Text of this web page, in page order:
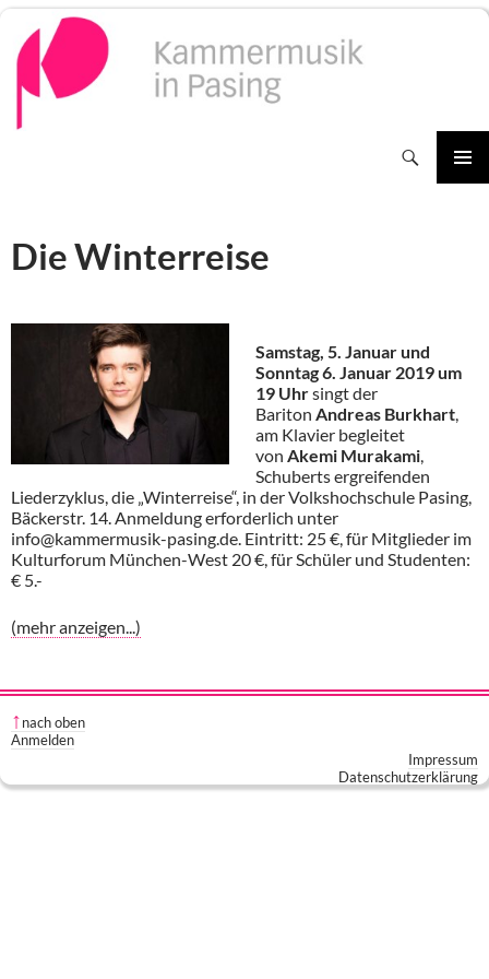
Inhalt
springen
Die Winterreise
Samstag, 5. Januar und
Sonntag 6. Januar 2019 um
19 Uhrsingt der
Bariton Andreas Burkhart,
am Klavier begleitet
von Akemi Murakami,
Schuberts ergreifenden
Liederzyklus, die „Winterreise“, in der Volkshochschule Pasing,
Bäckerstr. 14. Anmeldung erforderlich unter
info@kammermusik-pasing.de. Eintritt: 25 €, für Mitglieder im
Kulturforum München-West 20 €, für Schüler und Studenten:
€ 5.-
(mehr anzeigen...)
nach oben
Anmelden
Impressum
Datenschutzerklärung